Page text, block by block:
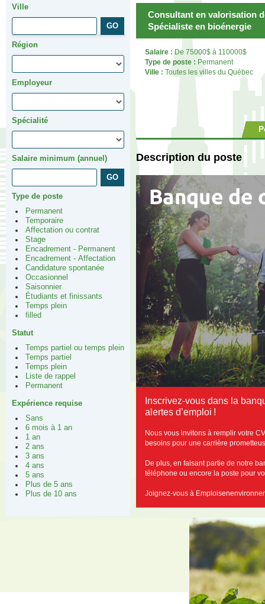
Ville
Région
Employeur
Spécialité
Salaire minimum (annuel)
Type de poste
Permanent
Temporaire
Affectation ou contrat
Stage
Encadrement - Permanent
Encadrement - Affectation
Candidature spontanée
Occasionnel
Saisonnier
Étudiants et finissants
Temps plein
filled
Statut
Temps partiel ou temps plein
Temps partiel
Temps plein
Liste de rappel
Permanent
Expérience requise
Sans
6 mois à 1 an
1 an
2 ans
3 ans
4 ans
5 ans
Plus de 5 ans
Plus de 10 ans
Consultant en valorisation
Spécialiste en bioénergie
Salaire : De 75000$ à 110000$
Type de poste : Permanent
Ville : Toutes les villes du Québec
Description du poste
Inscrivez-vous dans la
alertes d’emploi !
Nous vous invitons à remplir votre
besoins pour une carrière
De plus, en faisant partie de notre
téléphone ou encore la poste pour
Joignez-vous à